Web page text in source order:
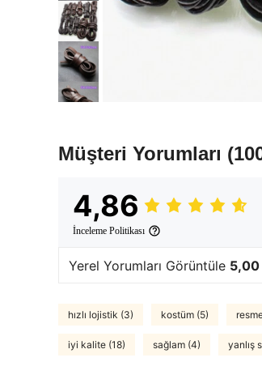
Müşteri Yorumları
4,86
İnceleme Politikası
Yerel Yorumları Görüntüle 5,00
hızlı lojistik (3) kostüm (5)
iyi kalite (18) sağlam (4) yanlış